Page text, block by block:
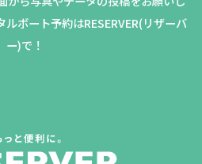
ボート予約はRESERVER(リザーバ
ー)で！